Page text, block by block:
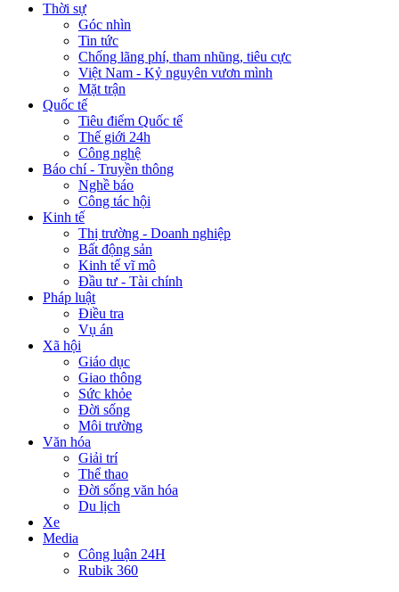
Thời sự
Góc nhìn
Tin tức
Chống lãng phí, tham nhũng, tiêu cực
Việt Nam - Kỷ nguyên vươn mình
Mặt trận
Quốc tế
Tiêu điểm Quốc tế
Thế giới 24h
Công nghệ
Báo chí - Truyền thông
Nghề báo
Công tác hội
Kinh tế
Thị trường - Doanh nghiệp
Bất động sản
Kinh tế vĩ mô
Đầu tư - Tài chính
Pháp luật
Điều tra
Vụ án
Xã hội
Giáo dục
Giao thông
Sức khỏe
Đời sống
Môi trường
Văn hóa
Giải trí
Thể thao
Đời sống văn hóa
Du lịch
Xe
Media
Công luận 24H
Rubik 360